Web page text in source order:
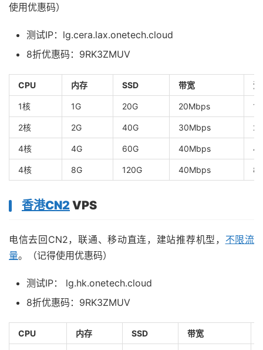
使用优惠码）
测试IP：lg.cera.lax.onetech.cloud
8折优惠码：9RK3ZMUV
CPU 内存 SSD 带宽 流
1核 1G 20G 20Mbps
2核 2G 40G 30Mbps
4核 4G 60G 40Mbps
4核 8G 120G 40Mbps
香港CN2VPS
电信去回CN2，联通、移动直连，建站推荐机型， 不限流
量。（记得使用优惠码）
测试IP： lg.hk.onetech.cloud
8折优惠码：9RK3ZMUV
CPU 内存 SSD 带宽